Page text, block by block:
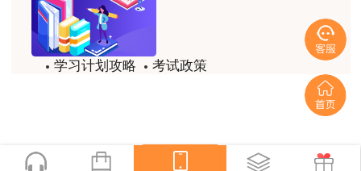
用户m2****66
非常非常非常非常棒！！!！
土建计量这门课我听了门金瑞和孙琦两位老师的课
试，非常感谢两位老师的课程。
学习计划攻略
考试政策